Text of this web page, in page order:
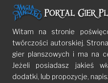
Witam na stronie
twórczości autorskiej.
gier planszowych i ma na
Jeżeli posiadasz jakieś
dodatki, lub propozycje,